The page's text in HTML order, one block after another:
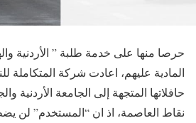
حرصا منها على خدمة طلبة ” الأردنية
المادية عليهم، اعادت شركة المتكاملة
حافلاتها المتجهة إلى الجامعة الأردنية
نقاط العاصمة، اذ ان “المستخدم” لن